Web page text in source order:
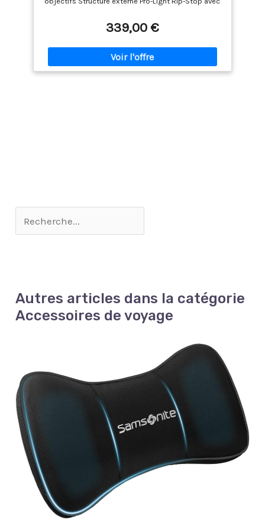
plus de durabilité et de sécurité, de sangles pour
pluie et d’une poche AirTag cachée pour plus de
résistante pour des performances durables 1 x
Manfrotto Valise à roulettes Pro Light Reloader
Switch-55 pour matériel photo
339,00 €
Autres articles dans la catégorie
Accessoires de voyage